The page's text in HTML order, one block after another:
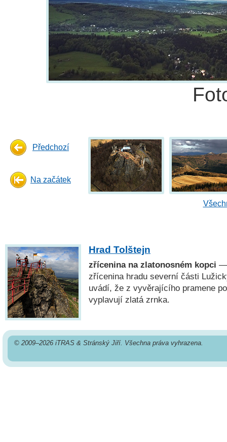
Předchozí
Na začátek
Hrad Tolštejn
zřícenina na zlatonosném kopci —
zřícenina hradu severní části
uvádí, že z vyvěrajícího pramene
vyplavují zlatá zrnka.
© 2009–2026 iTRAS & Stránský Jiří. Všechna práva vyhrazena.